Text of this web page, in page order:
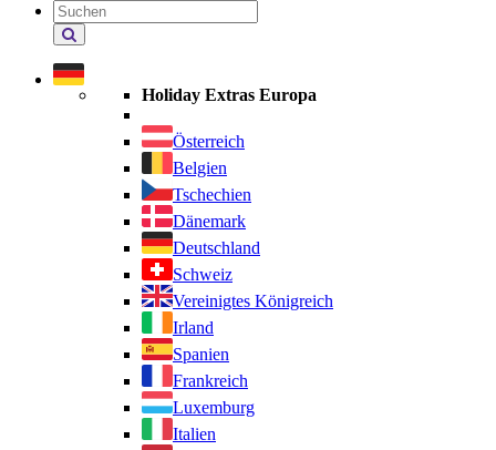
Holiday Extras durchsuchen
Holiday Extras Europa
Österreich
Belgien
Tschechien
Dänemark
Deutschland
Schweiz
Vereinigtes Königreich
Irland
Spanien
Frankreich
Luxemburg
Italien